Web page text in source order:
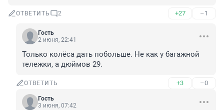
ОТВЕТИТЬ 2 +27 –1
Гость
2 июня, 22:41
Только колёса дать побольше. Не как у багажной
тележки, а дюймов 29.
ОТВЕТИТЬ +3 –0
Гость
3 июня, 07:42